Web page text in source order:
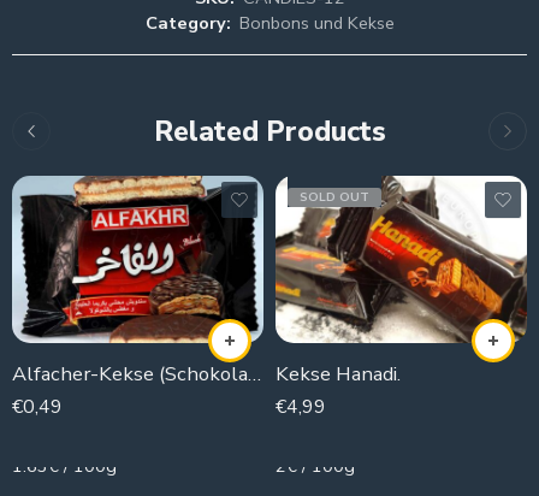
Category: Bonbons und Kekse
Related Products
Alfacher-Kekse (Schokolade)
€0,49
1.63€ / 100g
SOLD OUT
Kekse Hanadi.
€4,99
2€ / 100g